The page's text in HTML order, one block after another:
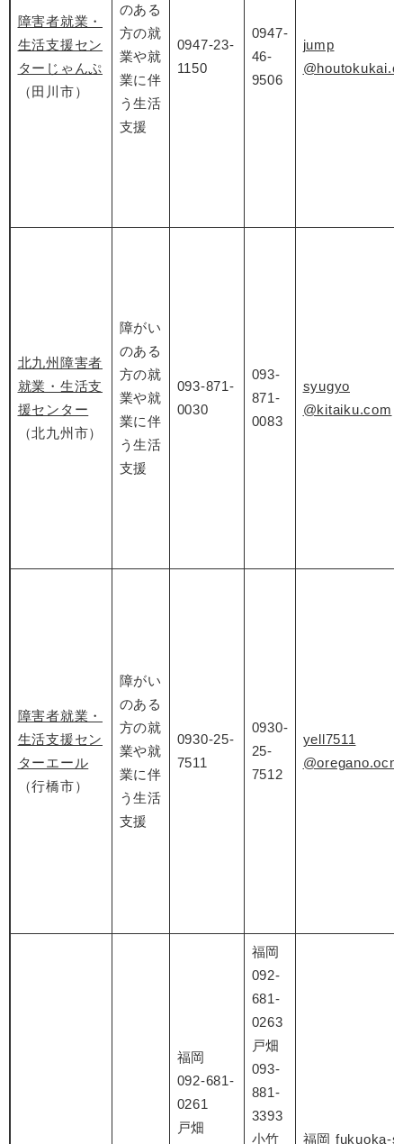
障害者就業・
生活支援セン
ターじゃんぷ
（田川市）
のある
方の就
業や就
業に伴
う生活
支援
0947-23-
1150
0947-
46-
9506
jump
北九州障害者
就業・生活支
援センター
（北九州市）
障がい
のある
方の就
業や就
業に伴
う生活
支援
093-871-
0030
093-
871-
0083
syugyo
@kitaiku.com
障害者就業・
生活支援セン
ターエール
（行橋市）
障がい
のある
方の就
業や就
業に伴
う生活
支援
0930-25-
7511
0930-
25-
7512
yell7511
福岡
092-681-
0261
戸畑
福岡
092-
681-
0263
戸畑
093-
881-
3393
小竹
福岡 fukuoka-